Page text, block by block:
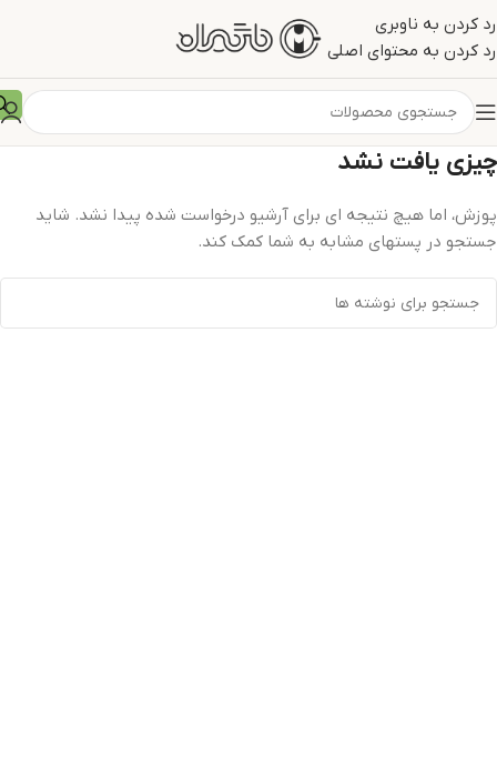
رد کردن به ناوبری
رد کردن به محتوای اصلی
چیزی یافت نشد
پوزش، اما هیچ نتیجه ای برای آرشیو درخواست شده پیدا نشد. شاید
جستجو در پستهای مشابه به شما کمک کند.